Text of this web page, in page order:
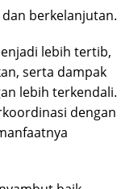
berkelanjutan.
lebih tertib,
serta dampak
lebih terkendali.
dengan